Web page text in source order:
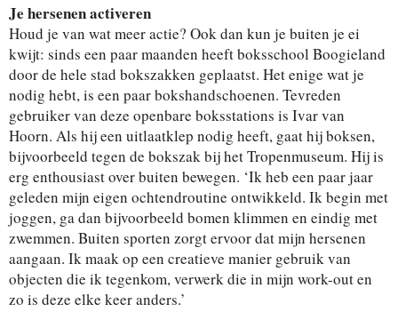
Je hersenen activeren
Houd je van wat meer actie? Ook dan kun je buiten je ei
kwijt: sinds een paar maanden heeft boksschool Boogieland
door de hele stad bokszakken geplaatst. Het enige wat je
nodig hebt, is een paar bokshandschoenen. Tevreden
gebruiker van deze openbare boksstations is Ivar van
Hoorn. Als hij een uitlaatklep nodig heeft, gaat hij boksen,
bijvoorbeeld tegen de bokszak bij het Tropenmuseum. Hij is
erg enthousiast over buiten bewegen. ‘Ik heb een paar jaar
geleden mijn eigen ochtendroutine ontwikkeld. Ik begin met
joggen, ga dan bijvoorbeeld bomen klimmen en eindig met
zwemmen. Buiten sporten zorgt ervoor dat mijn hersenen
aangaan. Ik maak op een creatieve manier gebruik van
objecten die ik tegenkom, verwerk die in mijn work-out en
zo is deze elke keer anders.’